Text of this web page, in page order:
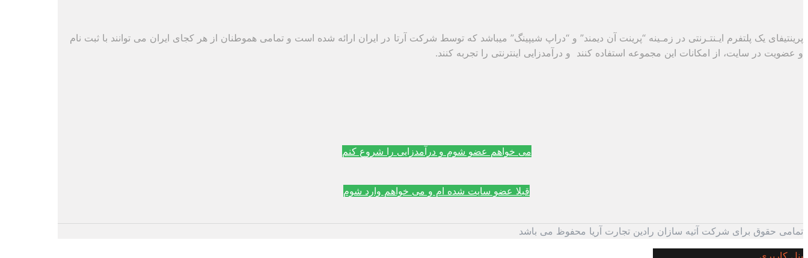
پرینتیفای یک پلتفرم ایـنتـرنتی در زمـینه “پرینت آن دیمند” و “دراپ شیپینگ” میباشد که توسط شرکت آرتا در ایران ارائه شده است و تمامی هموطنان از هر کجای ایران می توانند با ثبت نام
و عضویت در سایت، از امکانات این مجموعه استفاده کنند و درآمدزایی اینترنتی را تجربه کنند.
می خواهم عضو شوم و درآمدزایی را شروع کنم
قبلا عضو سایت شده ام و می خواهم وارد شوم
تمامی حقوق برای شرکت آتیه سازان رادین تجارت آریا محفوظ می باشد
پنل کاربری